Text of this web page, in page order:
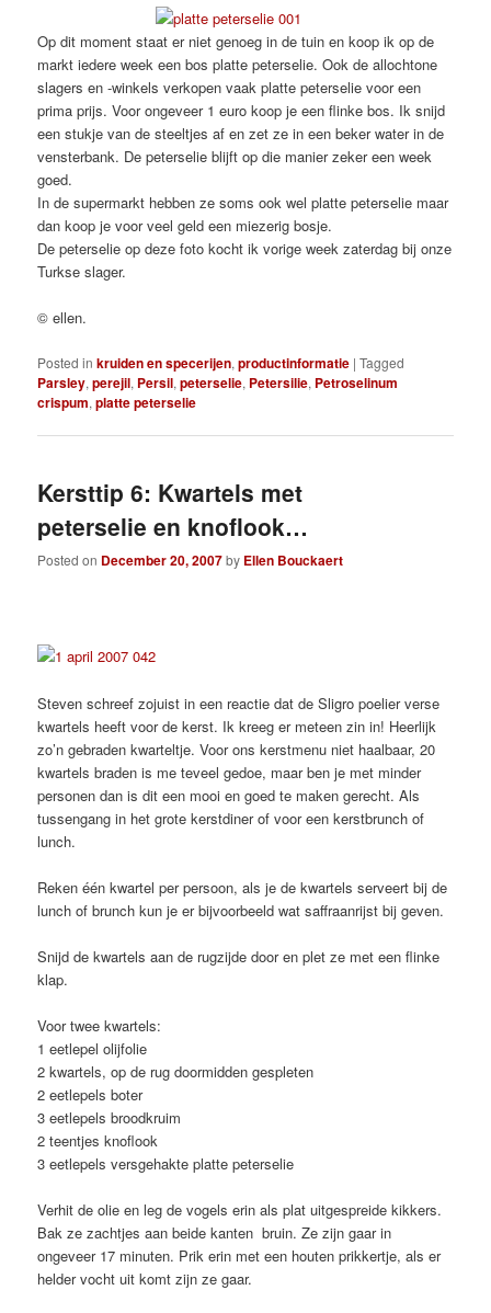
Op dit moment staat er niet genoeg in de tuin en koop ik op de
markt iedere week een bos platte peterselie. Ook de allochtone
slagers en -winkels verkopen vaak platte peterselie voor een
prima prijs. Voor ongeveer 1 euro koop je een flinke bos. Ik snijd
een stukje van de steeltjes af en zet ze in een beker water in de
vensterbank. De peterselie blijft op die manier zeker een week
goed.
In de supermarkt hebben ze soms ook wel platte peterselie maar
dan koop je voor veel geld een miezerig bosje.
De peterselie op deze foto kocht ik vorige week zaterdag bij onze
Turkse slager.
© ellen.
Posted in kruiden en specerijen,productinformatie |Tagged
Parsley,perejil, Persil,peterselie, Petersilie, Petroselinum
crispum,platte peterselie
Kersttip 6: Kwartels met
peterselie en knoflook…
Posted on December 20, 2007by Ellen Bouckaert
Steven schreef zojuist in een reactie dat de Sligro poelier verse
kwartels heeft voor de kerst. Ik kreeg er meteen zin in! Heerlijk
zo’n gebraden kwarteltje. Voor ons kerstmenu niet haalbaar, 20
kwartels braden is me teveel gedoe, maar ben je met minder
personen dan is dit een mooi en goed te maken gerecht. Als
tussengang in het grote kerstdiner of voor een kerstbrunch of
lunch.
Reken één kwartel per persoon, als je de kwartels serveert bij de
lunch of brunch kun je er bijvoorbeeld wat saffraanrijst bij geven.
Snijd de kwartels aan de rugzijde door en plet ze met een flinke
klap.
Voor twee kwartels:
1 eetlepel olijfolie
2 kwartels, op de rug doormidden gespleten
2 eetlepels boter
3 eetlepels broodkruim
2 teentjes knoflook
3 eetlepels versgehakte platte peterselie
Verhit de olie en leg de vogels erin als plat uitgespreide kikkers.
Bak ze zachtjes aan beide kanten bruin. Ze zijn gaar in
ongeveer 17 minuten. Prik erin met een houten prikkertje, als er
helder vocht uit komt zijn ze gaar.